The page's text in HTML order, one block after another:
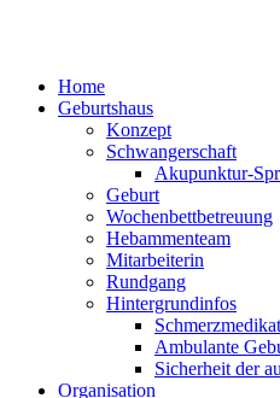
Home
Geburtshaus
Konzept
Schwangerschaft
Akupunktur-
Geburt
Wochenbettbetreuung
Hebammenteam
Mitarbeiterin
Rundgang
Hintergrundinfos
Ambulante
Sicherheit der
Organisation